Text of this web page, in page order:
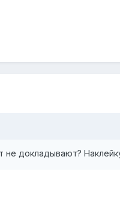
не докладывают?